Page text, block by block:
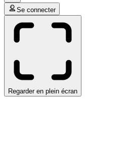
Se connecter
Regarder en plein écran